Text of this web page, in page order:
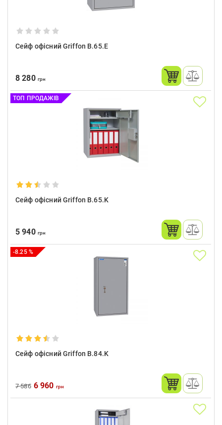
Сейф офісний Griffon B.65.E
8 280 грн
ТОП ПРОДАЖІВ
Сейф офісний Griffon B.65.K
5 940 грн
-8.25 %
Сейф офісний Griffon B.84.K
7 586 6 960 грн